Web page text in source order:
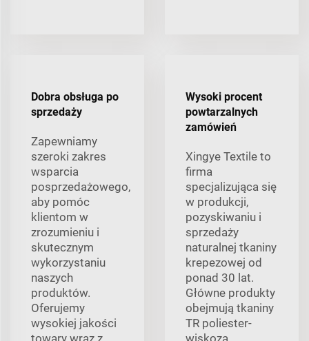
Dobra obsługa po
sprzedaży
Zapewniamy
szeroki zakres
wsparcia
posprzedażowego,
aby pomóc
klientom w
zrozumieniu i
skutecznym
wykorzystaniu
naszych
produktów.
Oferujemy
wysokiej jakości
towary wraz z
Wysoki procent
powtarzalnych
zamówień
Xingye Textile to
firma
specjalizująca się
w produkcji,
pozyskiwaniu i
sprzedaży
naturalnej tkaniny
krepezowej od
ponad 30 lat.
Główne produkty
obejmują tkaniny
TR poliester-
wiskoza